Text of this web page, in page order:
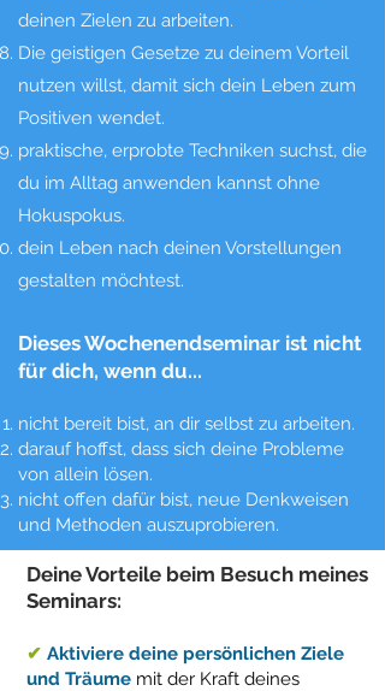
deinen Zielen zu arbeiten.
Die geistigen Gesetze zu deinem Vorteil
nutzen willst, damit sich dein Leben zum
Positiven wendet.
praktische, erprobte Techniken suchst, die
du im Alltag anwenden kannst ohne
Hokuspokus.
dein Leben nach deinen Vorstellungen
gestalten möchtest.
Dieses Wochenendseminar ist nicht
für dich, wenn du...
nicht bereit bist, an dir selbst zu arbeiten.
darauf hoffst, dass sich deine Probleme
von allein lösen.
nicht offen dafür bist, neue Denkweisen
und Methoden auszuprobieren.
Deine Vorteile beim Besuch meines
Seminars:
✔ Aktiviere deine persönlichen Ziele
und Träume mit der Kraft deines